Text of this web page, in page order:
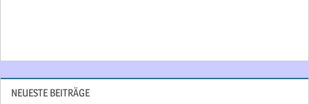
NEUESTE BEITRÄGE